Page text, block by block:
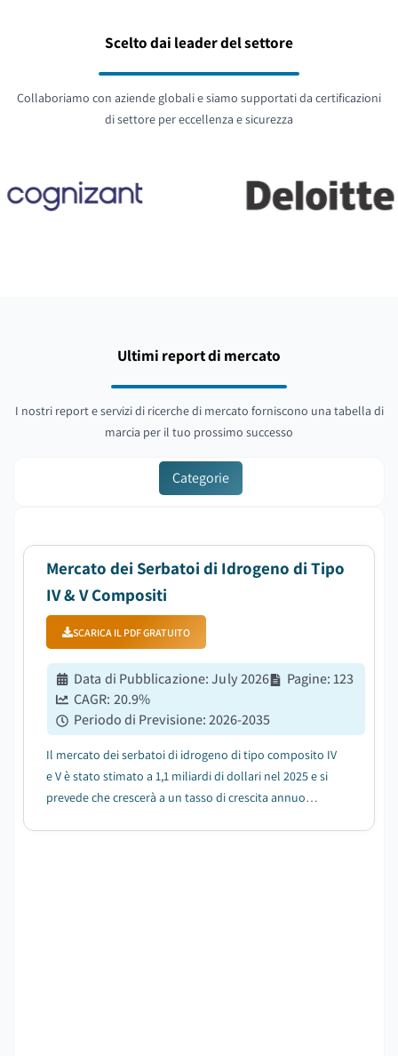
Scelto dai leader del settore
Collaboriamo con aziende globali e siamo supportati da certificazioni
di settore per eccellenza e sicurezza
Ultimi report di mercato
I nostri report e servizi di ricerche di mercato forniscono una tabella di
marcia per il tuo prossimo successo
Categorie
Mercato dei Serbatoi di Idrogeno di Tipo
IV & V Compositi
SCARICA IL PDF GRATUITO
Data di Pubblicazione:July 2026 Pagine:123
CAGR: 20.9%
Periodo di Previsione:2026-2035
Il mercato dei serbatoi di idrogeno di tipo composito IV
e V è stato stimato a 1,1 miliardi di dollari nel 2025 e si
prevede che crescerà a un tasso di crescita annuo